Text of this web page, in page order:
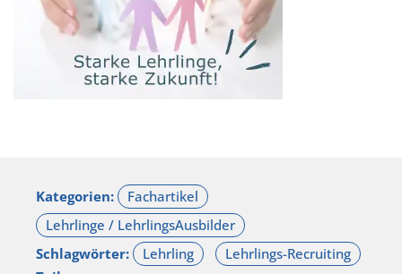
Kategorien:
Schlagwörter: